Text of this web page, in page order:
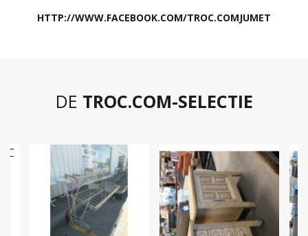
HTTP://WWW.FACEBOOK.COM/TROC.COMJUMET
DE TROC.COM-SELECTIE